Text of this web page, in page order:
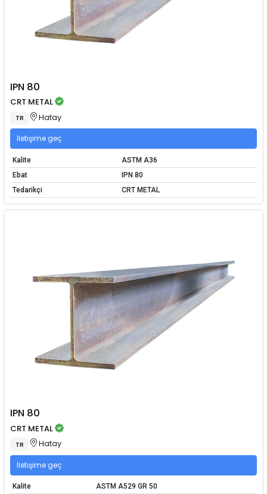
IPN 80
CRT METAL
TR Hatay
İletişime geç
Kalite
ASTM A36
Ebat
IPN 80
Tedarikçi
CRT METAL
IPN 80
CRT METAL
TR Hatay
İletişime geç
Kalite
ASTM A529 GR 50